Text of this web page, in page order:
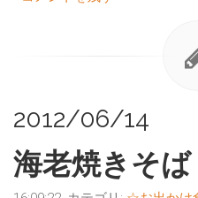
2012/06/14
海老焼きそば